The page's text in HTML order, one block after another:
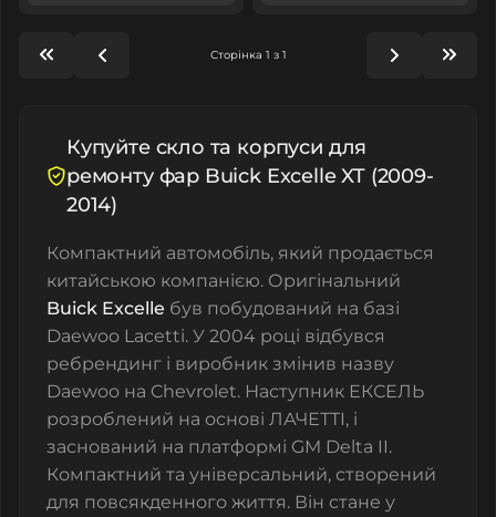
Сторінка 1 з 1
Купуйте скло та корпуси для
ремонту фар Buick Excelle XT (2009-
2014)
Компактний автомобіль, який продається
китайською компанією. Оригінальний
Buick Excelle був побудований на базі
Daewoo Lacetti. У 2004 році відбувся
ребрендинг і виробник змінив назву
Daewoo на Chevrolet. Наступник ЕКСЕЛЬ
розроблений на основі ЛАЧЕТТІ, і
заснований на платформі GM Delta II.
Компактний та універсальний, створений
для повсякденного життя. Він стане у